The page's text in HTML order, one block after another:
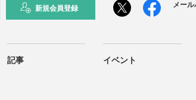
新規会員登録 メー
記事 イベント